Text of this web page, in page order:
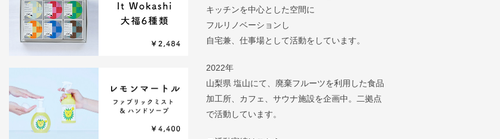
キッチンを中心とした空間に
フルリノベーションし
自宅兼、仕事場として活動をしています。
2022年
山梨県 塩山にて、廃棄フルーツを利用した食品
加工所、カフェ、サウナ施設を企画中。二拠点
で活動しています。